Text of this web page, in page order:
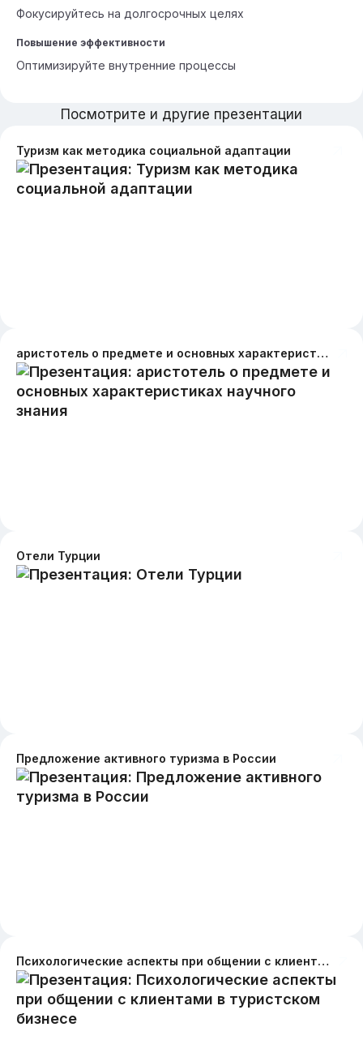
Фокусируйтесь на долгосрочных целях
Повышение эффективности
Оптимизируйте внутренние процессы
Посмотрите и другие презентации
Туризм как методика социальной адаптации
аристотель о предмете и основных характеристиках научного знания
Отели Турции
Предложение активного туризма в России
Психологические аспекты при общении с клиентами в туристском бизнесе